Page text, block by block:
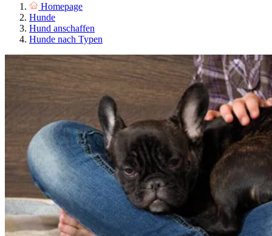
Homepage
Hunde
Hund anschaffen
Hunde nach Typen